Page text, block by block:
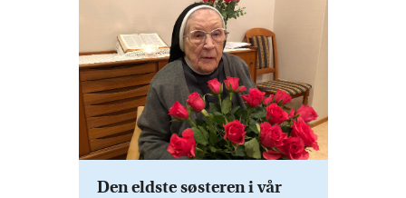
Den eldste søsteren i vår